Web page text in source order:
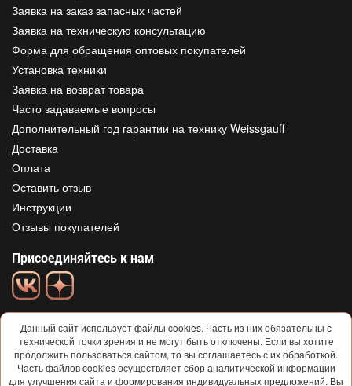
Заявка на заказ запасных частей
Заявка на техническую консультацию
Форма для обращения оптовых покупателей
Установка техники
Заявка на возврат товара
Часто задаваемые вопросы
Дополнительный год гарантии на технику Weissgauff
Доставка
Оплата
Оставить отзыв
Инструкции
Отзывы покупателей
Присоединяйтесь к нам
Данный сайт использует файлы cookies. Часть из них обязательны с
технической точки зрения и не могут быть отключены. Если вы хотите
продолжить пользоваться сайтом, то вы соглашаетесь с их обработкой.
Часть файлов cookies осуществляет сбор аналитической информации
для улучшения сайта и формирования индивидуальных предложений. Вы